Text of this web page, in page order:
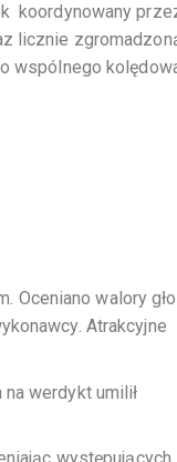
koordynowany
licznie
wspólnego
Oceniano walory
Atrakcyjne
werdykt umilił